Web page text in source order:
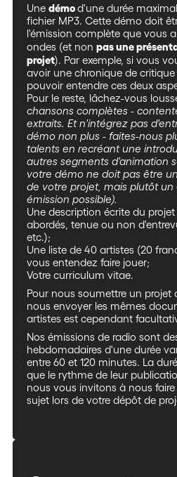
Une démod'une durée
fichier MP3. Cette démo doit
l'émission complète que vous
ondes (et non pas une
projet). Par exemple, si vous
avoir une chronique de
pouvoir entendre ces deux
Pour le reste, lâchez-vous
chansons complètes -
extraits. Et n'intégrez pas
démo non plus - faites-nous
talents en recréant une
autres segments d'animation
votre démo ne doit pas être
de votre projet, mais plutôt un
émission possible).
Une description écrite du
abordés, tenue ou non
etc.);
Une liste de 40 artistes (20
vous entendez faire jouer;
Votre curriculum vitae.
Pour nous soumettre un projet
nous envoyer les mêmes
artistes est cependant
Nos émissions de radio sont
hebdomadaires d'une durée
entre 60 et 120 minutes. La
que le rythme de leur
nous vous invitons à nous
sujet lors de votre dépôt de